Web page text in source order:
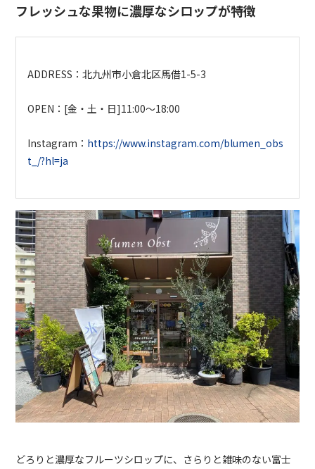
フレッシュな果物に濃厚なシロップが特徴
ADDRESS：北九州市小倉北区馬借1-5-3
OPEN：[金・土・日]11:00～18:00
Instagram： https://www.instagram.com/blumen_obs
t_/?hl=ja
どろりと濃厚なフルーツシロップに、さらりと雑味のない富士